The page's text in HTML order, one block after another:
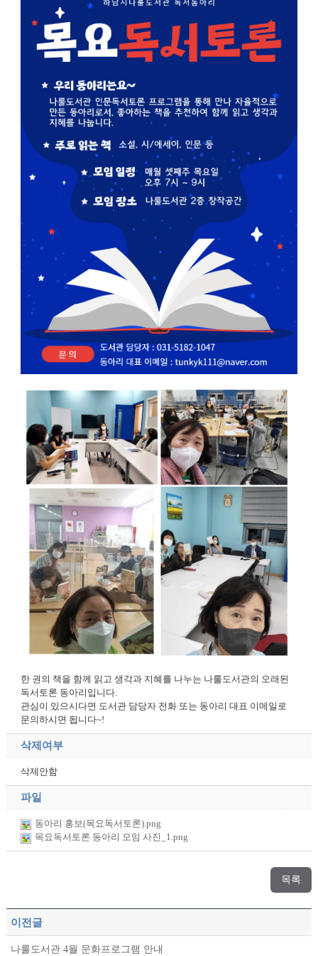
한 권의 책을 함께 읽고 생각과 지혜를 나누는 나룰도서관의 오래된
독서토론 동아리입니다.
관심이 있으시다면 도서관 담당자 전화 또는 동아리 대표 이메일로
문의하시면 됩니다~!
삭제여부
삭제안함
파일
동아리 홍보(목요독서토론).png
목요독서토론 동아리 모임 사진_1.png
목록
이전글
나룰도서관 4월 문화프로그램 안내